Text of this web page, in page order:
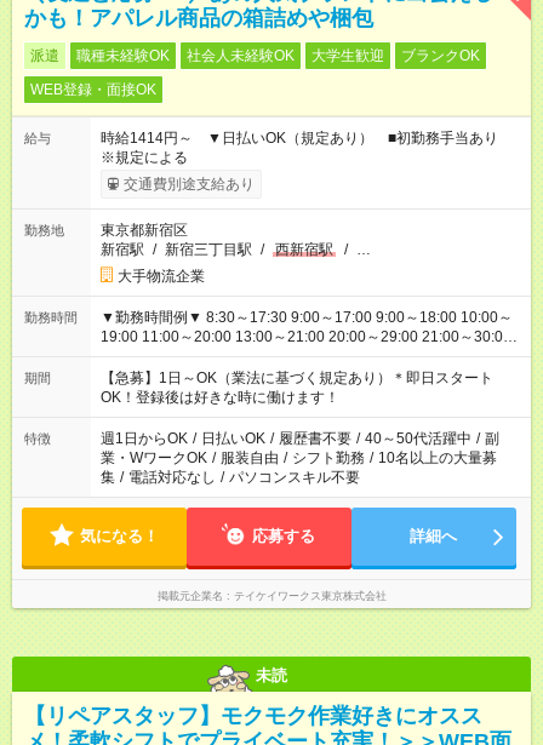
かも！アパレル商品の箱詰めや梱包
派遣 職種未経験OK 社会人未経験OK 大学生歓迎
ブランクOK
WEB登録・面接OK
給与
時給1414円～ ▼日払いOK（規定あり） ■初勤務手当あり
※規定による
交通費別途支給あり
勤務地
東京都新宿区
新宿駅 / 新宿三丁目駅 / 西新宿駅 / …
大手物流企業
勤務時間
▼勤務時間例▼ 8:30～17:30 9:00～17:00 9:00～18:00 10:00～
19:00 11:00～20:00 13:00～21:00 20:00～29:00 21:00～30:00
22:00～31:00 上記以外にもシフトパターンあり！ 短時間の勤務
もご紹介できる場合があるのでご相談ください！ ご都合に合わ
せてお仕事をご案内します＾＾
期間
【急募】1日～OK（業法に基づく規定あり）＊即日スタート
OK！登録後は好きな時に働けます！
特徴 週1日からOK / 日払いOK / 履歴書不要 / 40～50代活躍中 / 副
業・WワークOK / 服装自由 / シフト勤務 / 10名以上の大量募
集 / 電話対応なし / パソコンスキル不要
気になる！ 応募する 詳細へ
掲載元企業名 テイケイワークス東京株式会社
未読
【リペアスタッフ】モクモク作業好きにオスス